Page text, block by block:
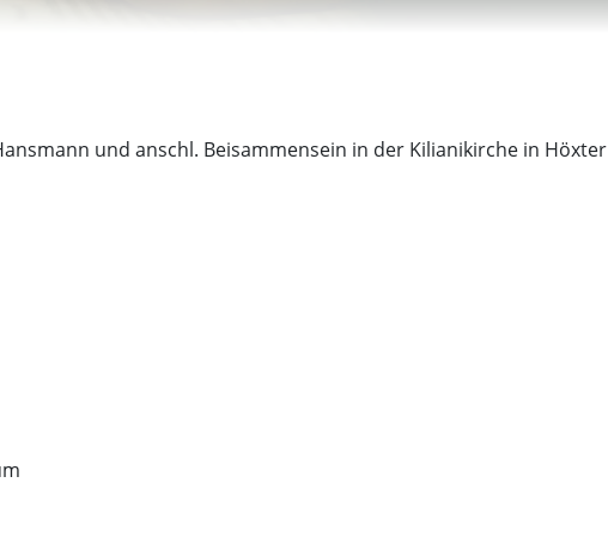
und anschl. Beisammensein in der Kilianikirche in Höxter